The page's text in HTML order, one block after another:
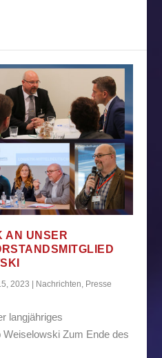
AN UNSER
2023 Nachrichten, Presse
langjähriges
Zum Ende des